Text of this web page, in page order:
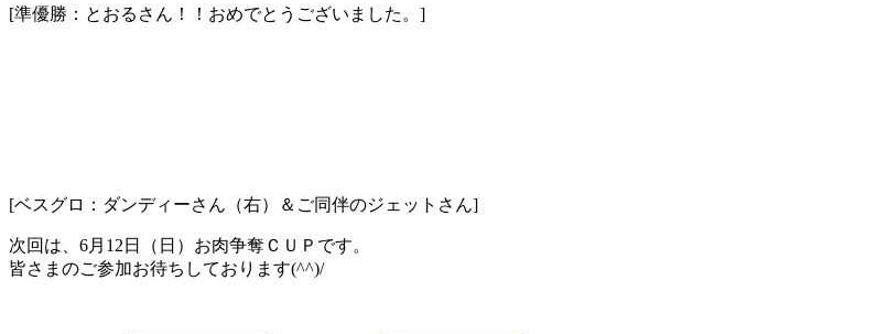
[準優勝：とおるさん！！おめでとうございました。]
[ベスグロ：ダンディーさん（右）＆ご同伴のジェットさん]
次回は、6月12日（日）お肉争奪ＣＵＰです。
皆さまのご参加お待ちしております(^^)/